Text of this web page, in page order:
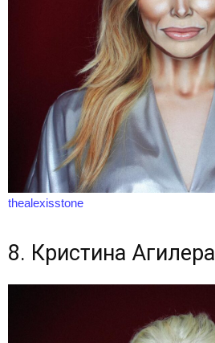
thealexisstone
8. Кристина Агилера